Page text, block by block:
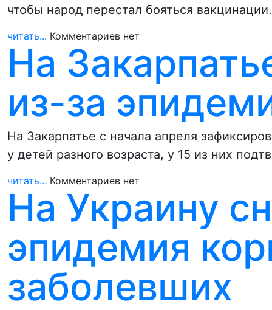
чтобы народ перестал бояться
читать... Комментариев нет
На
из-за
На Закарпатье с начала апреля
у детей разного возраста, у 15 из них
читать... Комментариев нет
На Украину
эпидемия
заболевших